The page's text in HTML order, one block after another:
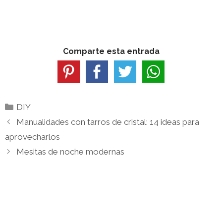
Comparte esta entrada
Categorías
DIY
Manualidades con tarros de cristal: 14 ideas para
aprovecharlos
Mesitas de noche modernas